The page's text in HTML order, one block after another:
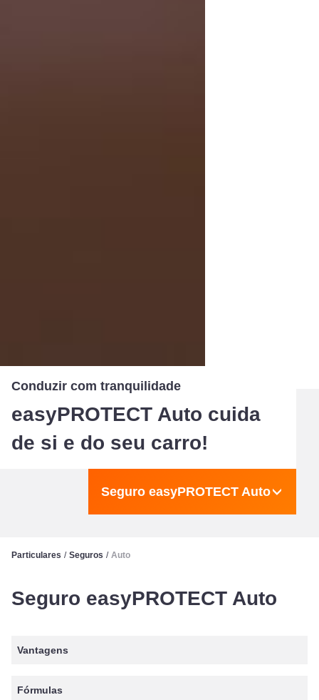
Conduzir com tranquilidade
easyPROTECT Auto cuida
de si e do seu carro!
Seguro easyPROTECT Auto
Particulares / Seguros / Auto
Seguro easyPROTECT Auto
Vantagens
Fórmulas